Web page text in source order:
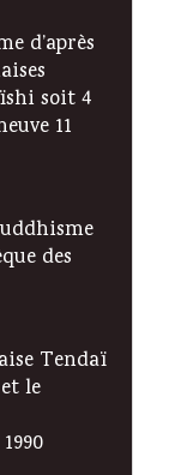
d’après
soit 4
11
des
Tendaï
le